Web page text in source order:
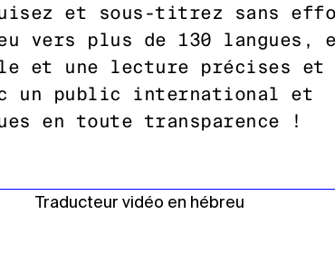
et sous-titrez sans
vers plus de 130 langues,
et une lecture précises et
un public international et
en toute transparence !